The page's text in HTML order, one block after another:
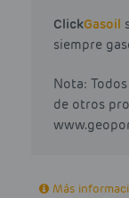
ClickGasoil
siempre
Nota:
de otros
Más